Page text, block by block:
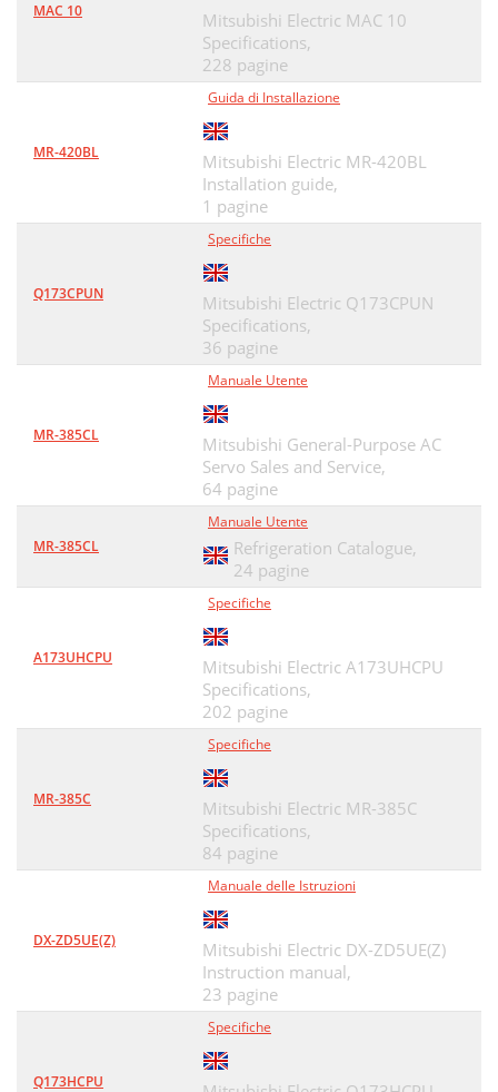
MAC 10
Mitsubishi Electric MAC 10
Specifications,
228 pagine
MR-420BL
Guida di Installazione
Mitsubishi Electric MR-420BL
Installation guide,
1 pagine
Q173CPUN
Specifiche
Mitsubishi Electric Q173CPUN
Specifications,
36 pagine
MR-385CL
Manuale Utente
Mitsubishi General-Purpose AC
Servo Sales and Service,
64 pagine
MR-385CL
Manuale Utente
Refrigeration Catalogue,
24 pagine
A173UHCPU
Specifiche
Mitsubishi Electric A173UHCPU
Specifications,
202 pagine
MR-385C
Specifiche
Mitsubishi Electric MR-385C
Specifications,
84 pagine
DX-ZD5UE(Z)
Manuale delle Istruzioni
Mitsubishi Electric DX-ZD5UE(Z)
Instruction manual,
23 pagine
Q173HCPU
Specifiche